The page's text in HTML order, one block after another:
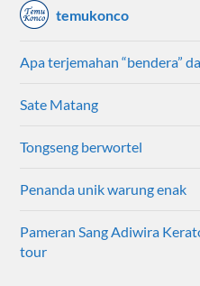
temukonco
Apa terjemahan “bendera”
Sate Matang
Tongseng berwortel
Penanda unik warung enak
Pameran Sang Adiwira
tour